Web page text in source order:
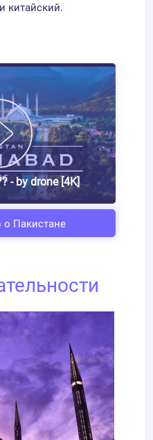
китайский.
- by drone [4K]
Пакистане